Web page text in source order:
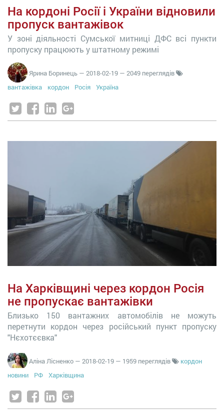
На кордоні Росії і України відновили
пропуск вантажівок
У зоні діяльності Сумської митниці ДФС всі пункти
пропуску працюють у штатному режимі
Ярина Боринець — 2018-02-19 — 2049 переглядів
вантажівка
кордон Росія Україна
На Харківщині через кордон Росія
не пропускає вантажівки
Близько 150 вантажних автомобілів не можуть
перетнути кордон через російський пункт пропуску
"Нєхотєєвка"
Аліна Лісненко — 2018-02-19 — 1959 переглядів
кордон
новини
РФ Харківщина